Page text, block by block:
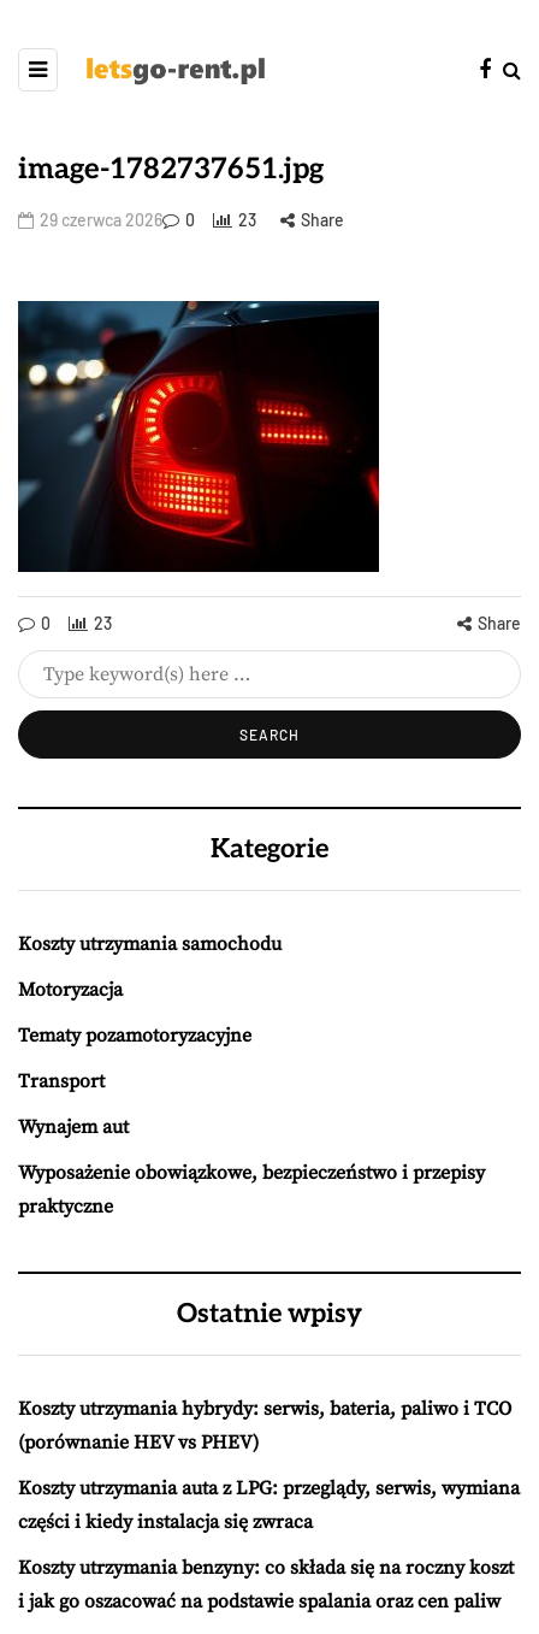
image-1782737651.jpg
29 czerwca 2026 0 23 Share
0 23 Share
Kategorie
Koszty utrzymania samochodu
Motoryzacja
Tematy pozamotoryzacyjne
Transport
Wynajem aut
Wyposażenie obowiązkowe, bezpieczeństwo i przepisy
praktyczne
Ostatnie wpisy
Koszty utrzymania hybrydy: serwis, bateria, paliwo i TCO
(porównanie HEV vs PHEV)
Koszty utrzymania auta z LPG: przeglądy, serwis, wymiana
części i kiedy instalacja się zwraca
Koszty utrzymania benzyny: co składa się na roczny koszt
i jak go oszacować na podstawie spalania oraz cen paliw